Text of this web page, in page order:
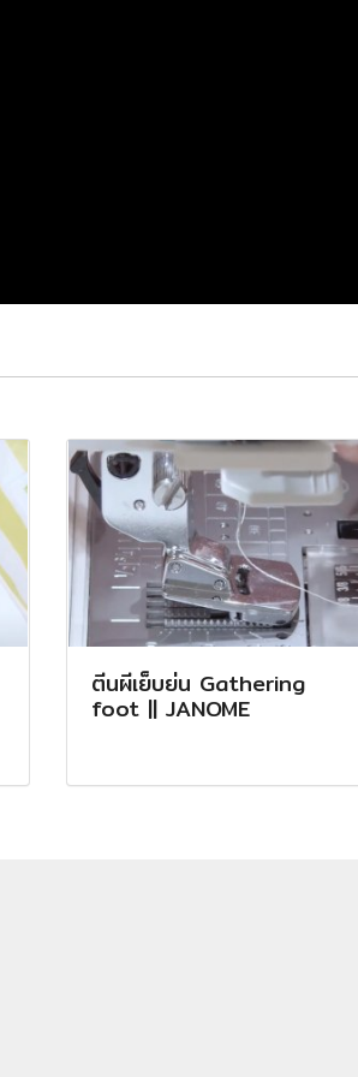
ตีนผีเย็บย่น Gathering
foot || JANOME